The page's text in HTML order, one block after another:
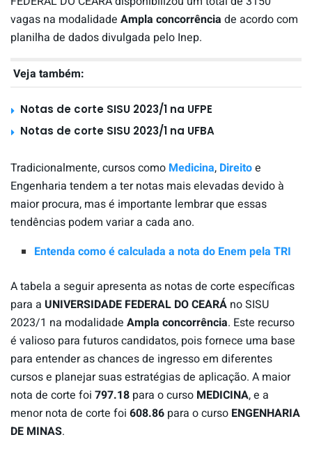
vagas na modalidade Ampla concorrência de acordo com
planilha de dados divulgada pelo Inep.
Veja também:
Notas de corte SISU 2023/1 na UFPE
Notas de corte SISU 2023/1 na UFBA
Tradicionalmente, cursos como Medicina, Direitoe
Engenharia tendem a ter notas mais elevadas devido à
maior procura, mas é importante lembrar que essas
tendências podem variar a cada ano.
Entenda como é calculada a nota do Enem pela TRI
A tabela a seguir apresenta as notas de corte específicas
para a UNIVERSIDADE FEDERAL DO CEARÁ no SISU
2023/1 na modalidade Ampla concorrência. Este recurso
é valioso para futuros candidatos, pois fornece uma base
para entender as chances de ingresso em diferentes
cursos e planejar suas estratégias de aplicação. A maior
nota de corte foi 797.18 para o curso MEDICINA, e a
menor nota de corte foi 608.86 para o curso ENGENHARIA
DE MINAS.